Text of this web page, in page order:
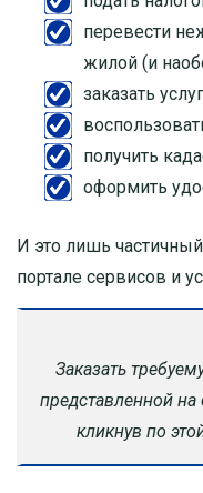
перевести
жилой (и
заказать
получить
оформить
И это лишь
портале сервисов и
Заказать
представленной
кликнув по